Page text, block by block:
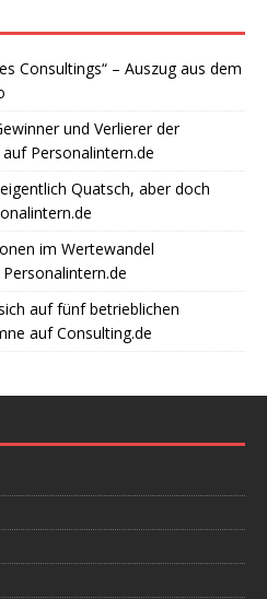
Consultings“ – Auszug aus dem
und Verlierer der
Personalintern.de
Quatsch, aber doch
im Wertewandel
auf fünf betrieblichen
auf Consulting.de